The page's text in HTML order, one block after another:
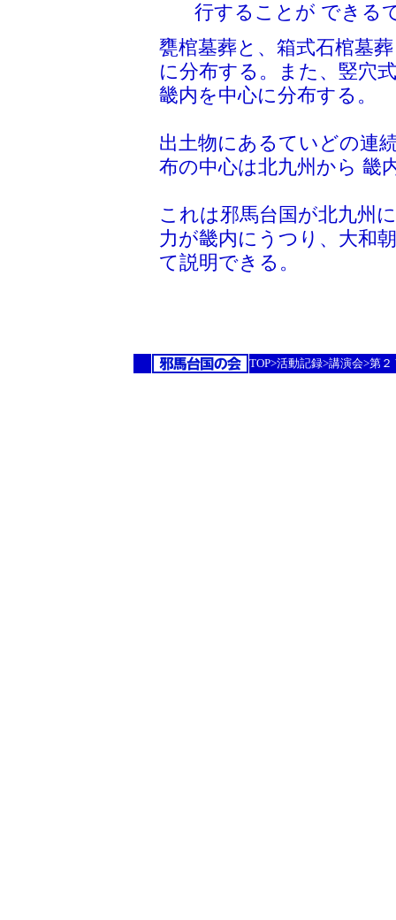
行することが できる
甕棺墓葬と、箱式石棺墓
に分布する。また、竪穴
畿内を中心に分布する。
出土物にあるていどの連
布の中心は北九州から 畿
これは邪馬台国が北九州
力が畿内にうつり、大和
て説明できる。
TOP>活動記録>講演会>第２